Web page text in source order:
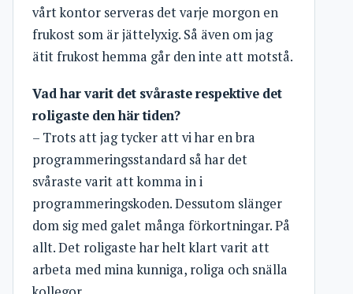
vårt kontor serveras det varje morgon en
frukost som är jättelyxig. Så även om jag
ätit frukost hemma går den inte att motstå.
Vad har varit det svåraste respektive det
roligaste den här tiden?
– Trots att jag tycker att vi har en bra
programmeringsstandard så har det
svåraste varit att komma in i
programmeringskoden. Dessutom slänger
dom sig med galet många förkortningar. På
allt. Det roligaste har helt klart varit att
arbeta med mina kunniga, roliga och snälla